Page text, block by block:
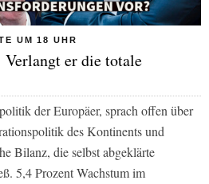
UM 18 UHR
er die totale
der Europäer, sprach offen über
des Kontinents und
Bilanz, die selbst abgeklärte
5,4 Prozent Wachstum im